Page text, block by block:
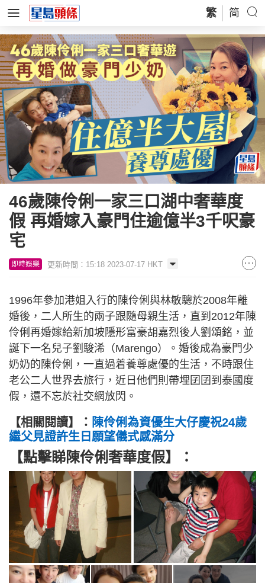
繁 简
46歲陳伶俐一家三口湖中奢華度
假 再婚嫁入豪門住逾億半3千呎豪
宅
即時娛樂 更新時間：15:18 2023-07-17 HKT
1996年參加港姐入行的陳伶俐與林敏驄於2008年離
婚後，二人所生的兩子跟隨母親生活，直到2012年陳
伶俐再婚嫁給新加坡隱形富豪胡嘉烈後人劉頌銘，並
誕下一名兒子劉駿浠（Marengo）。婚後成為豪門少
奶奶的陳伶俐，一直過着養尊處優的生活，不時跟住
老公二人世界去旅行，近日他們則帶埋囝囝到泰國度
假，還不忘於社交網放閃。
【相關閱讀】： 陳伶俐為資優生大仔慶祝24歲
繼父見證許生日願望儀式感滿分
【點擊睇陳伶俐奢華度假】：